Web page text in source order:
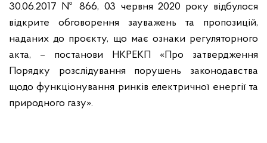
30.06.2017 № 866, 03 червня 2020 року відбулося
відкрите обговорення зауважень та пропозицій,
наданих до проєкту, що має ознаки регуляторного
акта, – постанови НКРЕКП «Про затвердження
Порядку розслідування порушень законодавства
щодо функціонування ринків електричної енергії та
природного газу».